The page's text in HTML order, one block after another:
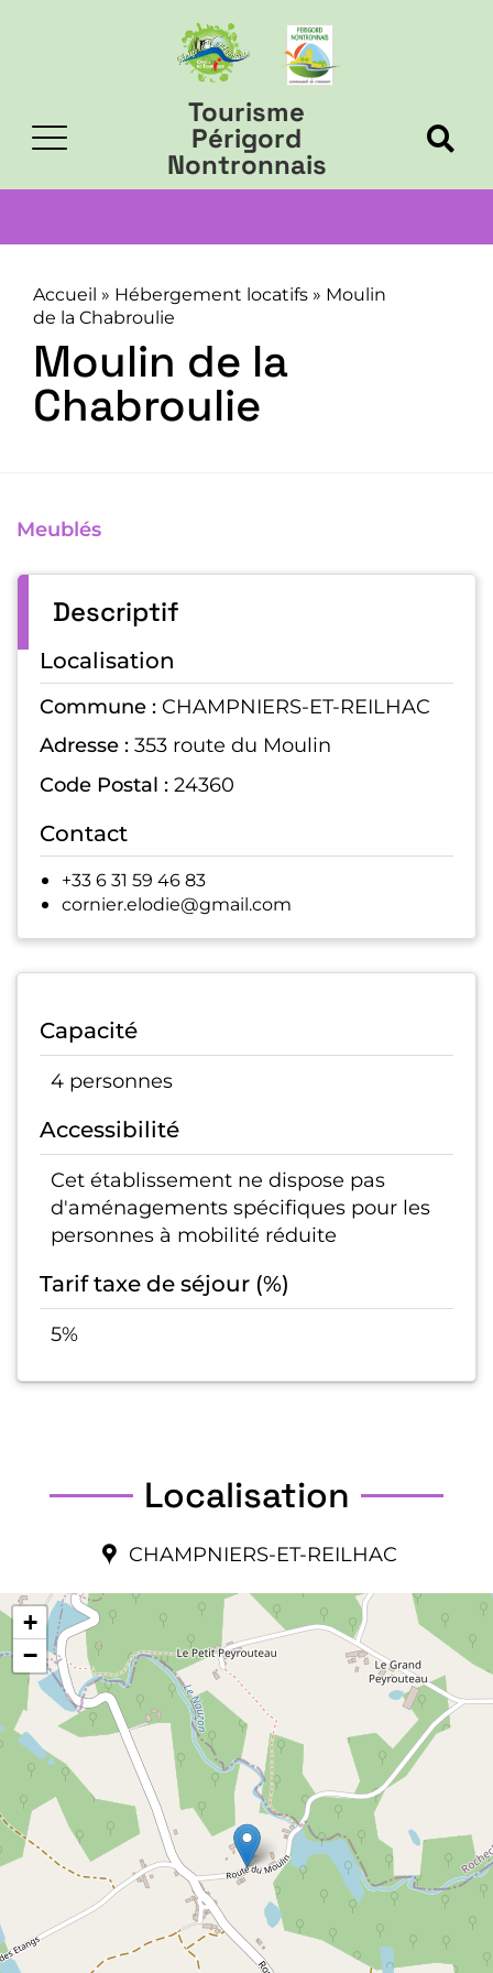
Tourisme
Périgord
Nontronnais
Accueil » Hébergement locatifs » Moulin
de la Chabroulie
Moulin de la
Chabroulie
Meublés
Descriptif
Localisation
Commune : CHAMPNIERS-ET-REILHAC
Adresse : 353 route du Moulin
Code Postal : 24360
Contact
+33 6 31 59 46 83
cornier.elodie@gmail.com
Capacité
4 personnes
Accessibilité
Cet établissement ne dispose pas
d'aménagements spécifiques pour les
personnes à mobilité réduite
Tarif taxe de séjour (%)
5%
Localisation
CHAMPNIERS-ET-REILHAC
+
−